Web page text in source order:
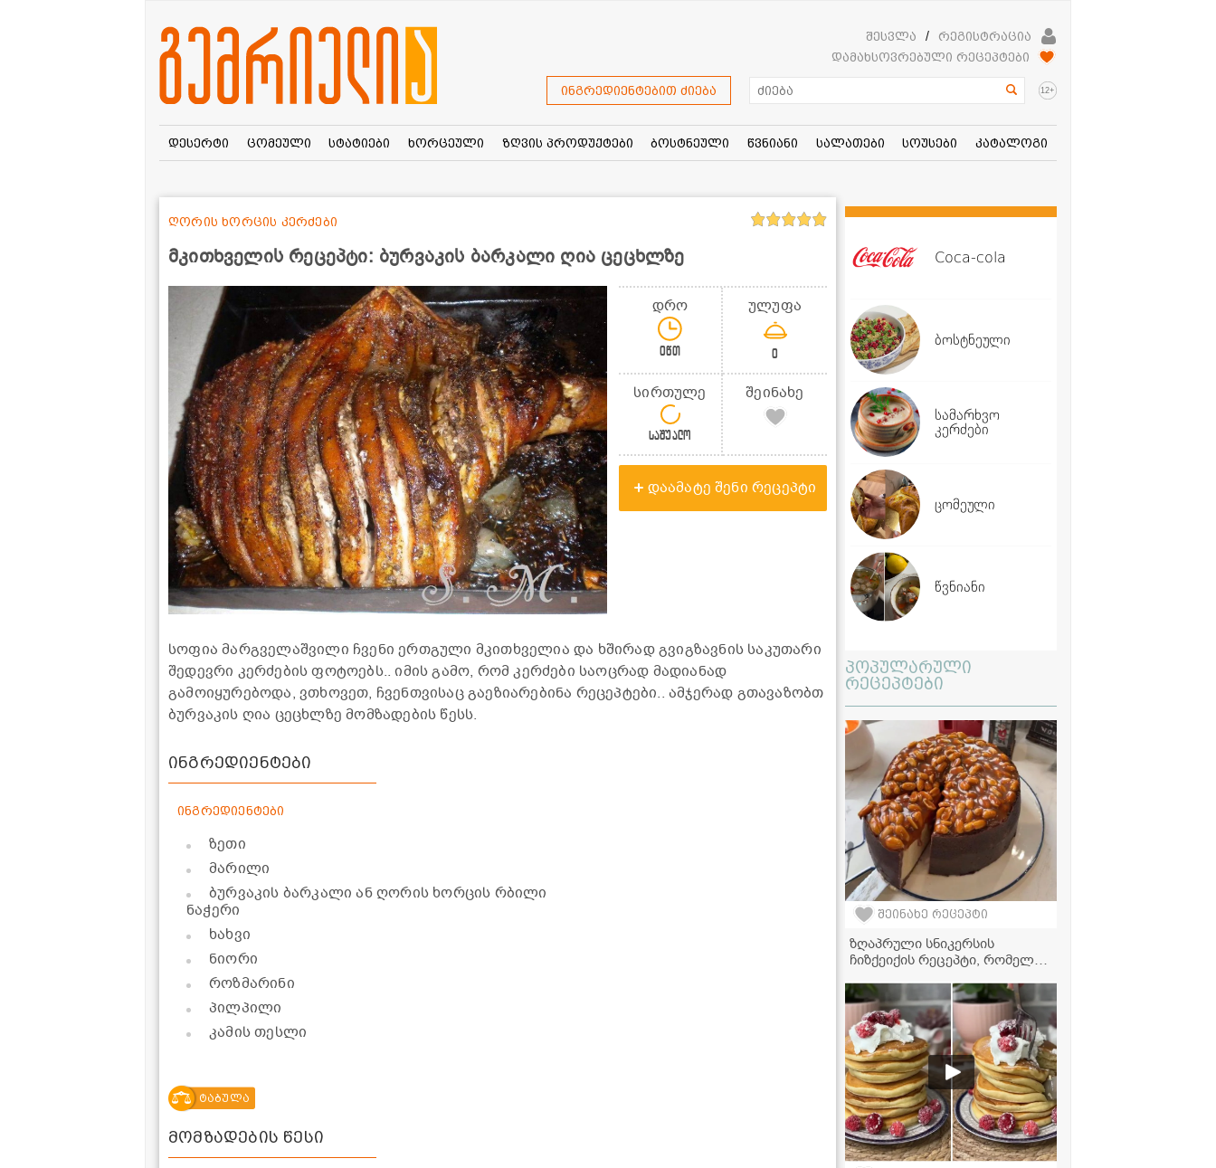
შესვლა /
რეგისტრაცია
დამახსოვრებული რეცეპტები
ინგრედიენტებით ძიება 12+
დესერტი ცომეული სტატიები ხორცეული ზღვის პროდუქტები ბოსტნეული წვნიანი სალათები სოუსები კატალოგი
მკითხველის რეცეპტი: ბურვაკის ბარკალი ღია ცეცხლზე
ღორის ხორცის კერძები
დრო
0წთ
ულუფა
0
სირთულე
საშუალო
შეინახე
დაამატე შენი რეცეპტი
სოფია მარგველაშვილი ჩვენი ერთგული მკითხველია და ხშირად გვიგზავნის საკუთარი
შედევრი კერძების ფოტოებს.. იმის გამო, რომ კერძები საოცრად მადიანად
გამოიყურებოდა, ვთხოვეთ, ჩვენთვისაც გაეზიარებინა რეცეპტები.. ამჯერად გთავაზობთ
ბურვაკის ღია ცეცხლზე მომზადების წესს.
ინგრედიენტები
ინგრედიენტები
ზეთი
მარილი
ბურვაკის ბარკალი ან ღორის ხორცის რბილი
ნაჭერი
ხახვი
ნიორი
როზმარინი
პილპილი
კამის თესლი
ტაბულა
მომზადების წესი
Coca-cola
ბოსტნეული
სამარხვო
კერძები
ცომეული
წვნიანი
პოპულარული
რეცეპტები
შეინახე რეცეპტი
ზღაპრული სნიკერსის
ჩიზქეიქის რეცეპტი, რომელიც